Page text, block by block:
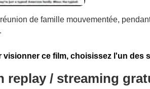
de famille mouvementée,
visionner ce film, choisissez l'un des
replay / streaming